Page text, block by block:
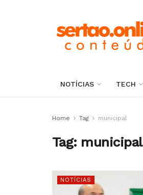
NOTÍCIAS TECH
Home Tag municipal
Tag: municipal
NOTÍCIAS